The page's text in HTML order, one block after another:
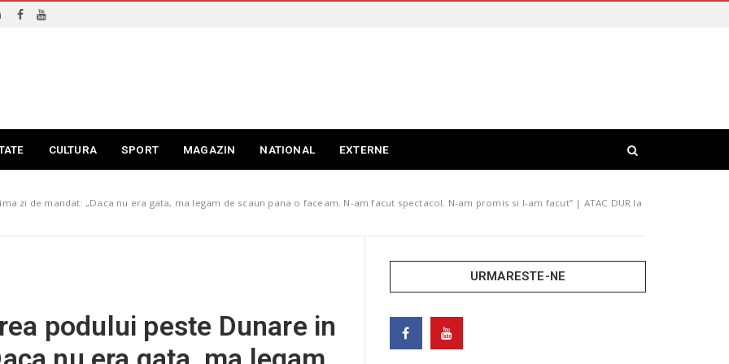
CULTURA SPORT MAGAZIN NATIONAL EXTERNE
zi de mandat: „Daca nu era gata, ma legam de scaun pana o faceam. N-am facut spectacol. N-am promis si l-am facut” | ATAC DUR la
podului peste Dunare in
URMARESTE-NE